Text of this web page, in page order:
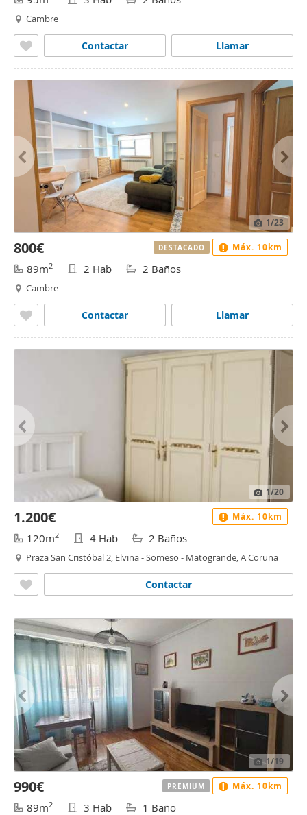
Cambre
Llamar
Contactar
1/23
800€
89m2 2 Hab 2 Baños
Cambre
Llamar
Contactar
DESTACADO Máx. 10km
1/20
1.200€
120m2 4 Hab 2 Baños
Praza San Cristóbal 2, Elviña - Someso - Matogrande, A Coruña
Contactar
Máx. 10km
1/19
990€
89m2 3 Hab 1 Baño
PREMIUM Máx. 10km